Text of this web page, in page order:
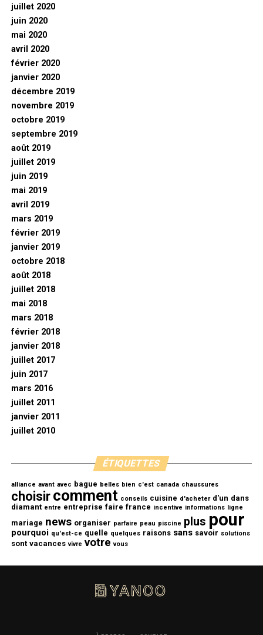
juillet 2020
juin 2020
mai 2020
avril 2020
février 2020
janvier 2020
décembre 2019
novembre 2019
octobre 2019
septembre 2019
août 2019
juillet 2019
juin 2019
mai 2019
avril 2019
mars 2019
février 2019
janvier 2019
octobre 2018
août 2018
juillet 2018
mai 2018
mars 2018
février 2018
janvier 2018
juillet 2017
juin 2017
mars 2016
juillet 2011
janvier 2011
juillet 2010
ÉTIQUETTES
alliance avant avec bague belles bien c'est canada chaussures
choisir comment conseils cuisine d'acheter d'un dans
diamant entre entreprise faire france incentive informations ligne
mariage news organiser parfaire peau piscine plus pour
pourquoi qu'est-ce quelle quelques raisons sans savoir solutions
sont vacances vivre votre vous